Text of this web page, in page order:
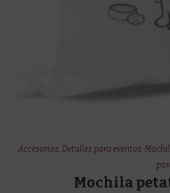
Accesorios, Detalles para eventos,
Mochila